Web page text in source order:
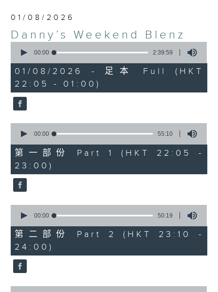
01/08/2026
Danny’s Weekend Blenz
seconds
2
hours,
39
minutes,
59
seconds
00:00 2:39:59
01/08/2026 - 足本 Full (HKT
22:05 - 01:00)
seconds
55
minutes,
10
seconds
00:00 55:10
第一部份 Part 1 (HKT 22:05 -
23:00)
seconds
50
minutes,
19
seconds
00:00 50:19
第二部份 Part 2 (HKT 23:10 -
24:00)